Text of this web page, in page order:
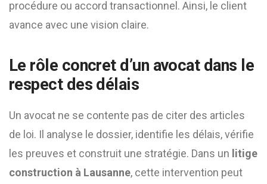
procédure ou accord transactionnel. Ainsi, le client
avance avec une vision claire.
Le rôle concret d’un avocat dans le
respect des délais
Un avocat ne se contente pas de citer des articles
de loi. Il analyse le dossier, identifie les délais, vérifie
les preuves et construit une stratégie. Dans un litige
construction à Lausanne, cette intervention peut